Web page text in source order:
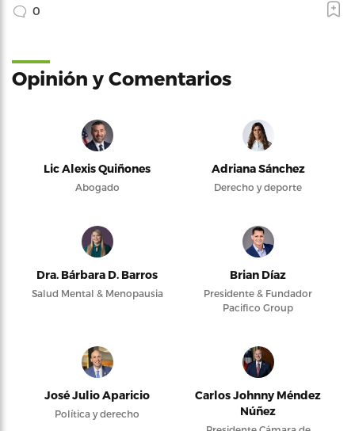
0
Opinión y Comentarios
Lic Alexis Quiñones
Abogado
Adriana Sánchez
Derecho y deporte
Dra. Bárbara D. Barros
Salud Mental & Menopausia
Brian Díaz
Presidente & Fundador
Pacifico Group
José Julio Aparicio
Política y derecho
Carlos Johnny Méndez
Núñez